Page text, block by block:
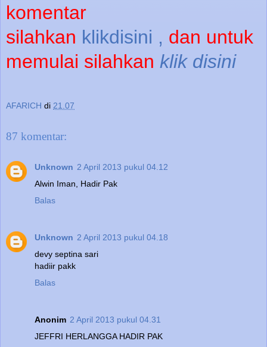
komentar
silahkan klikdisini , dan untuk
memulai silahkan klik disini
AFARICH di 21.07
87 komentar:
Unknown 2 April 2013 pukul 04.12
Alwin Iman, Hadir Pak
Balas
Unknown 2 April 2013 pukul 04.18
devy septina sari
hadiir pakk
Balas
Anonim 2 April 2013 pukul 04.31
JEFFRI HERLANGGA HADIR PAK